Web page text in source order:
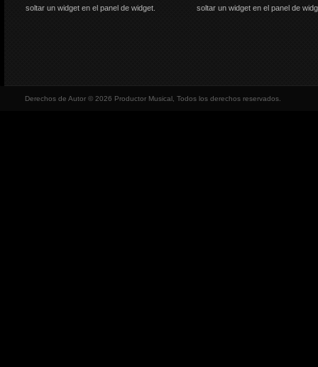
soltar un widget en el panel de widget.
soltar un widget en el panel de
Derechos de Autor © 2026 Productor Musical, Todos los derechos reservados.